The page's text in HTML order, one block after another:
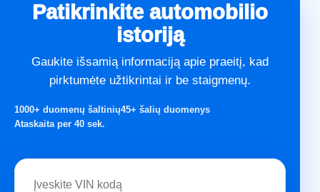
Patikrinkite automobilio
istoriją
Gaukite išsamią informaciją apie praeitį, kad
pirktumėte užtikrintai ir be staigmenų.
1000+ duomenų šaltinių45+ šalių duomenys
Ataskaita per 40 sek.